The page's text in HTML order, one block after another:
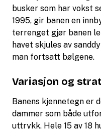
busker som har vokst
1995, gir banen en
terrenget gjør banen
havet skjules av
man fortsatt bølgene.
Variasjon og
Banens kjennetegn er
dammer som både
uttrykk. Hele 15 av 18